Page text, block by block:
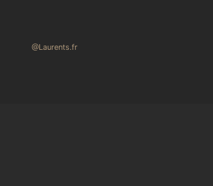
@Laurents.fr